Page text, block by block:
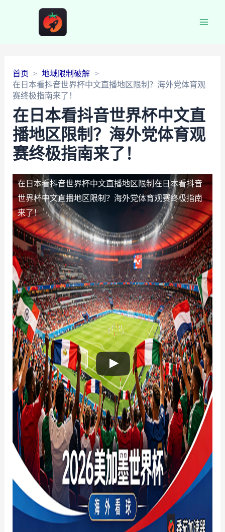
首页
地域限制破解
在日本看抖音世界杯中文直播地区限制？海外党体育观
赛终极指南来了！
在日本看抖音世界杯中文直
播地区限制？海外党体育观
赛终极指南来了！
在日本看抖音世界杯中文直播地区限制 在日本看抖音
世界杯中文直播地区限制？海外党体育观赛终极指南
来了！